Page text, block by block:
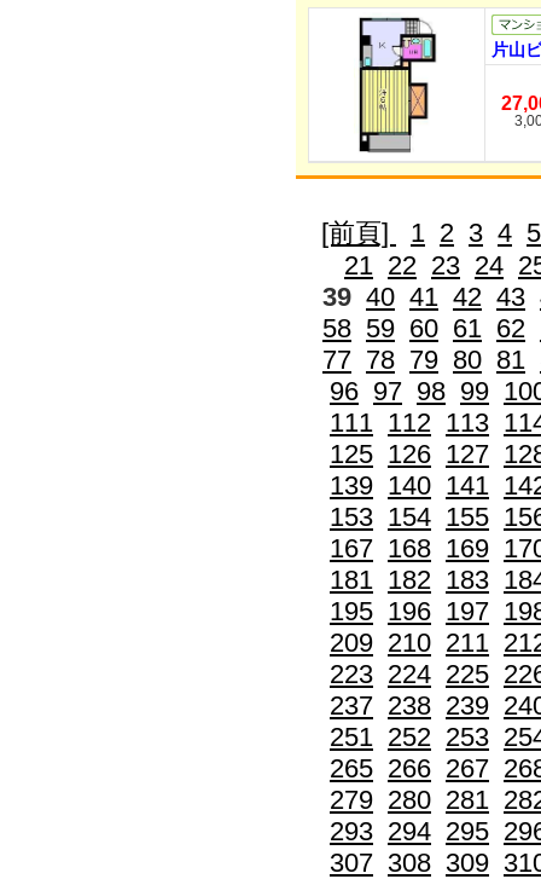
片山
[前頁] 1 2 3 4 5
21 22 23 24
39 40 41 42 43
58 59 60 61 62
77 78 79 80 81
96 97 98 99
111 112 113
125 126 127
139 140 141
153 154 155
167 168 169
181 182 183
195 196 197
209 210 211
223 224 225
237 238 239
251 252 253
265 266 267
279 280 281
293 294 295
307 308 309